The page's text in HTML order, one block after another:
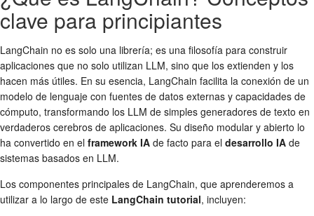
clave para principiantes
LangChain no es solo una librería; es una filosofía para construir
aplicaciones que no solo utilizan LLM, sino que los extienden y los
hacen más útiles. En su esencia, LangChain facilita la conexión de un
modelo de lenguaje con fuentes de datos externas y capacidades de
cómputo, transformando los LLM de simples generadores de texto en
verdaderos cerebros de aplicaciones. Su diseño modular y abierto lo
ha convertido en el framework IA de facto para el desarrollo IA de
sistemas basados en LLM.
Los componentes principales de LangChain, que aprenderemos a
utilizar a lo largo de este LangChain tutorial, incluyen: